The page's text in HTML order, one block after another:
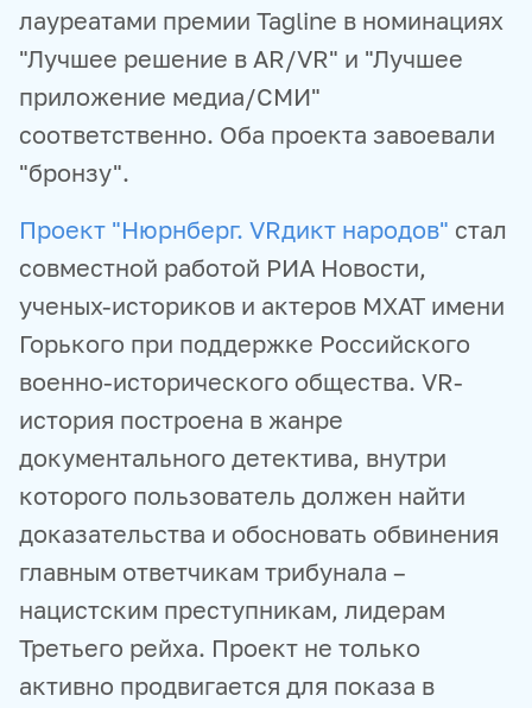
лауреатами премии Tagline в номинациях
"Лучшее решение в AR/VR" и "Лучшее
приложение медиа/СМИ"
соответственно. Оба проекта завоевали
"бронзу".
Проект "Нюрнберг. VRдикт народов" стал
совместной работой РИА Новости,
ученых-историков и актеров МХАТ имени
Горького при поддержке Российского
военно-исторического общества. VR-
история построена в жанре
документального детектива, внутри
которого пользователь должен найти
доказательства и обосновать обвинения
главным ответчикам трибунала –
нацистским преступникам, лидерам
Третьего рейха. Проект не только
активно продвигается для показа в